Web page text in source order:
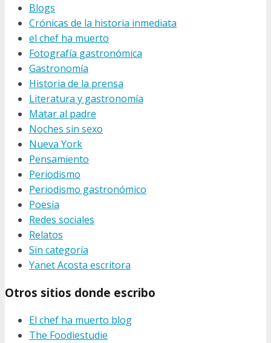
Blogs
Crónicas de la historia inmediata
el chef ha muerto
Fotografía gastronómica
Gastronomía
Historia de la prensa
Literatura y gastronomía
Matar al padre
Noches sin sexo
Nueva York
Pensamiento
Periodismo
Periodismo gastronómico
Poesía
Redes sociales
Relatos
Sin categoría
Yanet Acosta escritora
Otros sitios donde escribo
El chef ha muerto blog
The Foodiestudie